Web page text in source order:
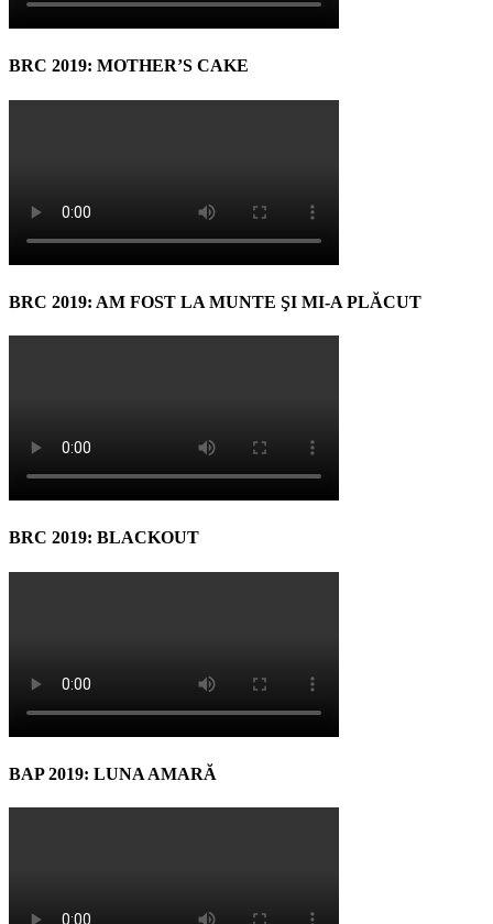
BRC 2019: MOTHER’S CAKE
BRC 2019: AM FOST LA MUNTE ŞI MI-A PLĂCUT
BRC 2019: BLACKOUT
BAP 2019: LUNA AMARĂ